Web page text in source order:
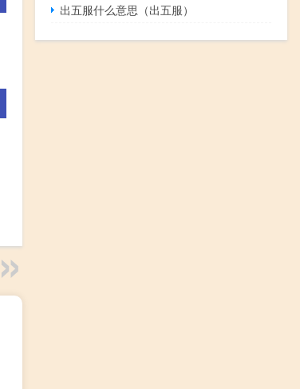
出五服什么意思（出五服）